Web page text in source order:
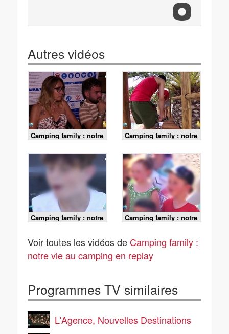
Autres vidéos
Camping family : notre
vie au camping -
Episode 21
Camping family : notre
vie au camping -
Episode 20
Camping family : notre
vie au camping -
Camping family : notre
vie au camping -
Voir toutes les vidéos de Camping family :
notre vie au camping en replay
Programmes TV similaires
L'Agence, Nouvelles Destinations